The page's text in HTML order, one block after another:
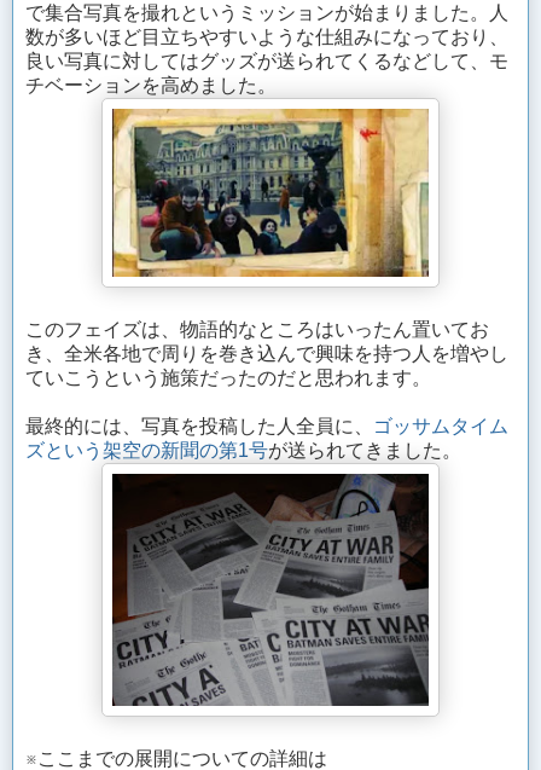
で集合写真を撮れというミッションが始まりました。人
数が多いほど目立ちやすいような仕組みになっており、
良い写真に対してはグッズが送られてくるなどして、モ
チベーションを高めました。
このフェイズは、物語的なところはいったん置いてお
き、全米各地で周りを巻き込んで興味を持つ人を増やし
ていこうという施策だったのだと思われます。
最終的には、写真を投稿した人全員に、
ゴッサムタイム
ズという架空の新聞の第1号が送られてきました。
※ここまでの展開についての詳細は